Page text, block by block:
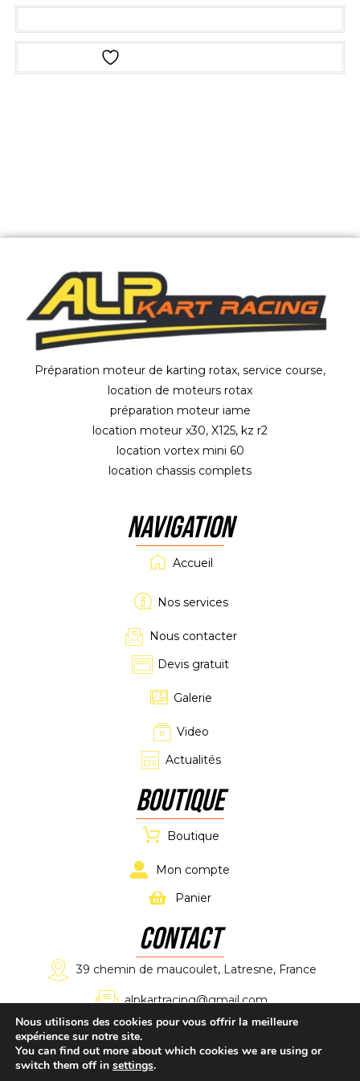
Préparation moteur de karting rotax, service course,
location de moteurs rotax
préparation moteur iame
location moteur x30, X125, kz r2
location vortex mini 60
location chassis complets
NAVIGATION
Accueil
Nos services
Nous contacter
Devis gratuit
Galerie
Video
Actualités
Boutique
Boutique
Mon compte
Panier
CONTACT
39 chemin de maucoulet, Latresne, France
alpkartracing@gmail.com
Nous utilisons des cookies pour vous offrir la meilleure
expérience sur notre site.
You can find out more about which cookies we are using or
switch them off in settings.